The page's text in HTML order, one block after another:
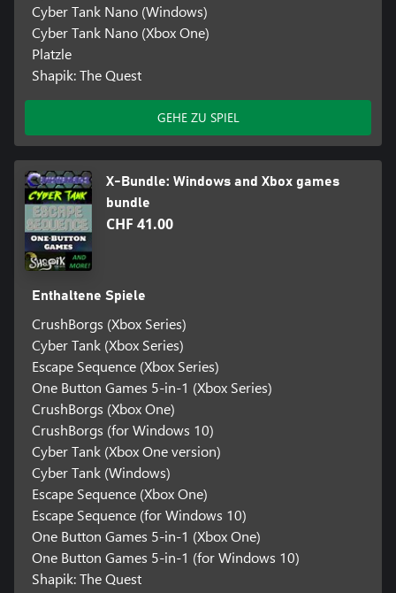
Cyber Tank Nano (Windows)
Cyber Tank Nano (Xbox One)
Platzle
Shapik: The Quest
GEHE ZU SPIEL
X-Bundle: Windows and Xbox games
bundle
CHF 41.00
Enthaltene Spiele
CrushBorgs (Xbox Series)
Cyber Tank (Xbox Series)
Escape Sequence (Xbox Series)
One Button Games 5-in-1 (Xbox Series)
CrushBorgs (Xbox One)
CrushBorgs (for Windows 10)
Cyber Tank (Xbox One version)
Cyber Tank (Windows)
Escape Sequence (Xbox One)
Escape Sequence (for Windows 10)
One Button Games 5-in-1 (Xbox One)
One Button Games 5-in-1 (for Windows 10)
Shapik: The Quest